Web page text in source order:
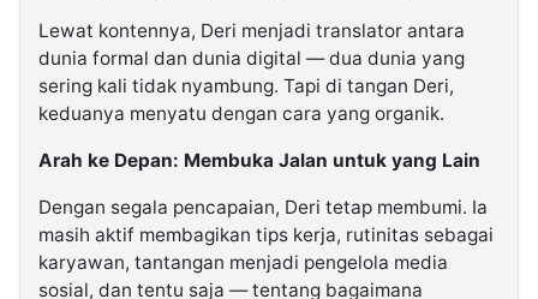
Lewat kontennya, Deri menjadi translator antara
dunia formal dan dunia digital — dua dunia yang
sering kali tidak nyambung. Tapi di tangan Deri,
keduanya menyatu dengan cara yang organik.
Arah ke Depan: Membuka Jalan untuk yang Lain
Dengan segala pencapaian, Deri tetap membumi. Ia
masih aktif membagikan tips kerja, rutinitas sebagai
karyawan, tantangan menjadi pengelola media
sosial, dan tentu saja — tentang bagaimana